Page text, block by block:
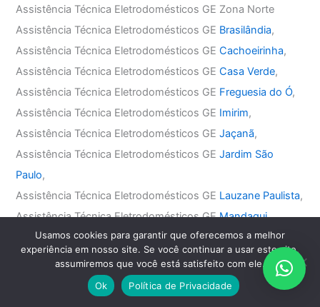
Assistência Técnica Eletrodomésticos GE Zona Norte
Assistência Técnica Eletrodomésticos GE Brasilândia,
Assistência Técnica Eletrodomésticos GECachoeirinha,
Assistência Técnica Eletrodomésticos GECasa Verde,
Assistência Técnica Eletrodomésticos GE Freguesia do Ó,
Assistência Técnica Eletrodomésticos GE Imirim,
Assistência Técnica Eletrodomésticos GEJaçanã,
Assistência Técnica Eletrodomésticos GEJardim São
Paulo,
Assistência Técnica Eletrodomésticos GE Lauzane Paulista,
Assistência Técnica Eletrodomésticos GEMandaqui,
Assistência Técnica Eletrodomésticos GESantana,
Assistência Técnica Eletrodomésticos GE
Tremembé
Assistência Técnica Eletrodomésticos GETucuruvi
Assistência Técnica Eletrodomésticos GEVila Guilherme
Usamos cookies para garantir que oferecemos a melhor
experiência em nosso site. Se você continuar a usar este site,
assumiremos que você está satisfeito com ele.
Ok
Política de Privacidade